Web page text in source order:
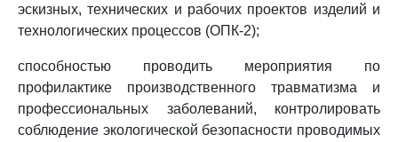
эскизных, технических и рабочих проектов изделий и
технологических процессов (ОПК-2);
способностью проводить мероприятия по
профилактике производственного травматизма и
профессиональных заболеваний, контролировать
соблюдение экологической безопасности проводимых